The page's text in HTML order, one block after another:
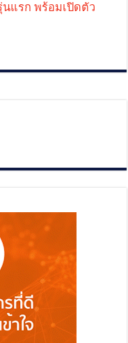
นแรก พร้อมเปิดตัว